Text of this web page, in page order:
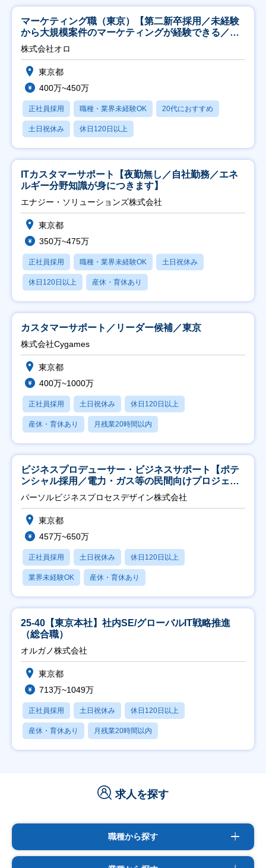
マーケティング職（東京）【第二新卒採用／未経験
から大規模案件のマーケティングが経験できる／研
修充実】
株式会社オロ
東京都
400万~450万
正社員採用 職種・業界未経験OK 20代におすすめ
土日祝休み 休日120日以上
ITカスタマーサポート【夜勤無し／自社勤務／エネ
ルギー分野知識が身につきます】
エナジー・ソリューションズ株式会社
東京都
350万~475万
正社員採用 職種・業界未経験OK 土日祝休み
休日120日以上 産休・育休あり
カスタマーサポート／リーダー候補／東京
株式会社Cygames
東京都
400万~1000万
正社員採用 土日祝休み 休日120日以上
産休・育休あり 月残業20時間以内
ビジネスプロデューサー・ビジネスサポート【ポテ
ンシャル採用／電力・ガス等の民間向けプロジェク
ト推進】
パーソルビジネスプロセスデザイン株式会社
東京都
457万~650万
正社員採用 土日祝休み 休日120日以上
業界未経験OK 産休・育休あり
25-40【東京本社】社内SE/グローバルIT戦略推進
（総合職）
オルガノ株式会社
東京都
713万~1049万
正社員採用 土日祝休み 休日120日以上
産休・育休あり 月残業20時間以内
求人を探す
職種から探す